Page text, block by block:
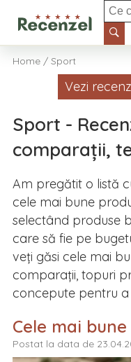
Casă și grădină
Electronice și IT
Îngrijire personală
Auto
Alimente
Petshop
Home / Sport
Vezi
Sport -
comparații,
Am pregătit o listă
cele mai bune
selectând produse
care să fie pe
veți găsi cele mai
comparații, topuri
concepute pentru
Cele mai
Postat la data de